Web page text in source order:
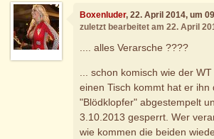
Boxenluder, 22. April 2014, um
zuletzt bearbeitet am 22. April
.... alles Verarsche ????
... schon komisch wie der
einen Tisch kommt hat er ihn
"Blödklopfer" abgestempelt
3.10.2013 gesperrt. Wer
wie kommen die beiden